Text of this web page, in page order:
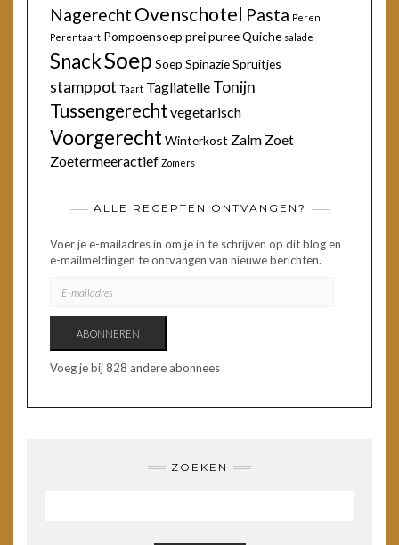
Nagerecht Ovenschotel Pasta Peren
Perentaart Pompoensoep preipureeQuiche salade
SnackSoep Soep SpinazieSpruitjes
stamppot Taart Tagliatelle Tonijn
Tussengerecht vegetarisch
VoorgerechtWinterkost Zalm Zoet
Zoetermeeractief Zomers
ALLE RECEPTEN ONTVANGEN?
Voer je e-mailadres in om je in te schrijven op dit blog en
e-mailmeldingen te ontvangen van nieuwe berichten.
MAILADRES
ABONNEREN
Voeg je bij 828 andere abonnees
ZOEKEN